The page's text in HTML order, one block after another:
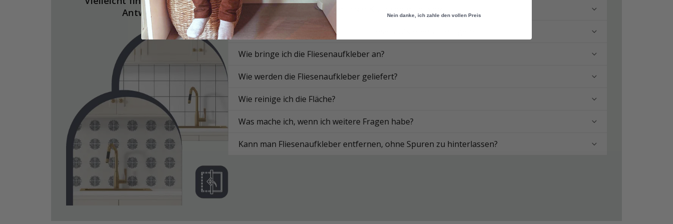
Antworten.
Funktionieren die Aufkleber in der Küche oder im Bad?
Auf welchen Oberflächen kann ich Fliesenaufkleber anbringen?
Wie bringe ich die Fliesenaufkleber an?
Wie werden die Fliesenaufkleber geliefert?
Wie reinige ich die Fläche?
Was mache ich, wenn ich weitere Fragen habe?
Kann man Fliesenaufkleber entfernen, ohne Spuren zu hinterlassen?
Nein danke, ich zahle den vollen Preis